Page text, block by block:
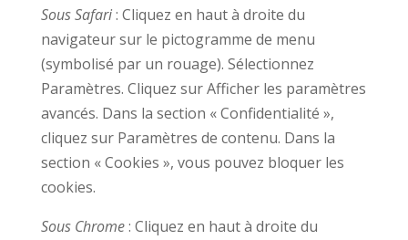
Sous Safari: Cliquez en haut à droite du
navigateur sur le pictogramme de menu
(symbolisé par un rouage). Sélectionnez
Paramètres. Cliquez sur Afficher les paramètres
avancés. Dans la section « Confidentialité »,
cliquez sur Paramètres de contenu. Dans la
section « Cookies », vous pouvez bloquer les
cookies.
Sous Chrome: Cliquez en haut à droite du